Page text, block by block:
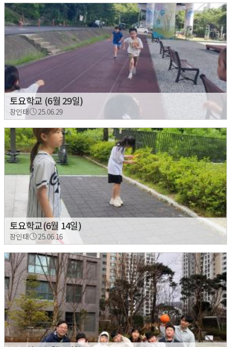
토요학교 (6월 29일)
장인태 25.06.29
토요학교(6월 14일)
장인태 25.06.16